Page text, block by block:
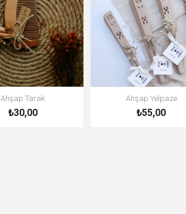
Ahşap Tarak
₺30,00
Ahşap Yelpaze
₺55,00